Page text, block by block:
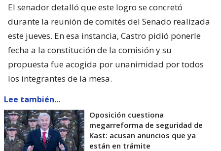
El senador detalló que este logro se concretó
durante la reunión de comités del Senado realizada
este jueves. En esa instancia, Castro pidió ponerle
fecha a la constitución de la comisión y su
propuesta fue acogida por unanimidad por todos
los integrantes de la mesa.
Lee también...
Oposición cuestiona
megarreforma de seguridad de
Kast: acusan anuncios que ya
están en trámite